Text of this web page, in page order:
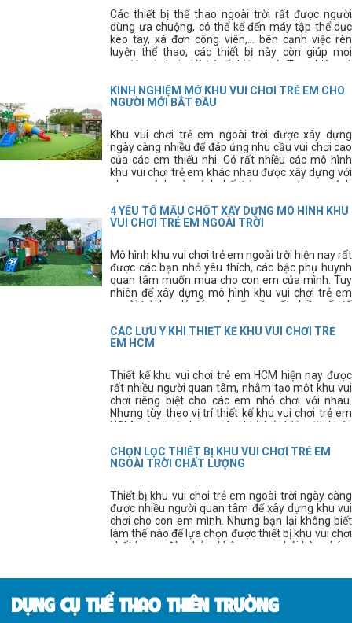
Các thiết bị thể thao ngoài trời rất được người
dùng ưa chuộng, có thể kể đến máy tập thể dục
kéo tay, xà đơn công viên,... bên cạnh việc rèn
luyện thể thao, các thiết bị này còn giúp mọi
người vui chơi giải trí rất hiệu quả. Tuy nhiên có
bị này, hãy cùng tìm hiểu kĩ hơn về các thiết bị thể
thao thông dụng này.
KINH NGHIỆM MỞ KHU VUI CHƠI TRẺ EM CHO
NGƯỜI MỚI BẮT ĐẦU
Khu vui chơi trẻ em ngoài trời được xây dựng
ngày càng nhiều để đáp ứng nhu cầu vui chơi cao
của các em thiếu nhi. Có rất nhiều các mô hình
khu vui chơi trẻ em khác nhau được xây dựng với
phong cách và cách bố trí mang phong cách
trẻ em ưng ý các bạn cần phải có kinh nghiệm thi
công sân chơi trẻ em.
4 YẾU TỐ MẤU CHỐT XÂY DỰNG MÔ HÌNH KHU
VUI CHƠI TRẺ EM NGOÀI TRỜI
Mô hình khu vui chơi trẻ em ngoài trời hiện nay rất
được các bạn nhỏ yêu thích, các bậc phụ huynh
quan tâm muốn mua cho con em của mình. Tuy
nhiên để xây dựng mô hình khu vui chơi trẻ em
ngoài trời hợp lý, đúng chuẩn cần rất nhiều yếu tố
CÁC LƯU Ý KHI THIẾT KẾ KHU VUI CHƠI TRẺ
EM HCM
Thiết kế khu vui chơi trẻ em HCM hiện nay được
rất nhiều người quan tâm, nhằm tạo một khu vui
chơi riêng biệt cho các em nhỏ chơi với nhau.
Nhưng tùy theo vị trí thiết kế khu vui chơi trẻ em
HCM mà sẽ có phương án thiết kế và lắp đặt khác
CHỌN LỌC THIẾT BỊ KHU VUI CHƠI TRẺ EM
NGOÀI TRỜI CHẤT LƯỢNG
Thiết bị khu vui chơi trẻ em ngoài trời ngày càng
được nhiều người quan tâm để xây dựng khu vui
chơi cho con em mình. Nhưng bạn lại không biết
làm thế nào để lựa chọn được thiết bị khu vui chơi
chất lượng đảm bảo, không mua phải hàng kém
DỤNG CỤ THỂ THAO THIÊN TRƯỜNG